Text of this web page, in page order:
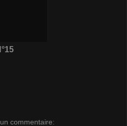
commentaire: